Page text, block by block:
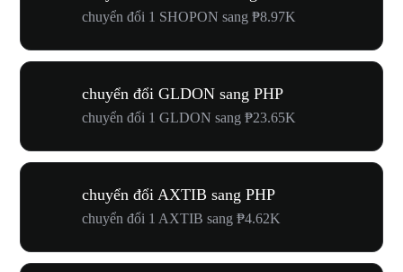
chuyển đổi 1 SHOPON sang ₱8.97K
chuyển đổi GLDON sang PHP
chuyển đổi 1 GLDON sang ₱23.65K
chuyển đổi AXTIB sang PHP
chuyển đổi 1 AXTIB sang ₱4.62K